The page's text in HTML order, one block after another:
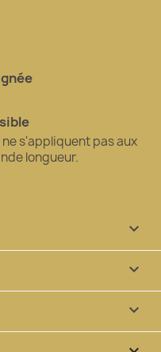
s'appliquent pas aux
longueur.


